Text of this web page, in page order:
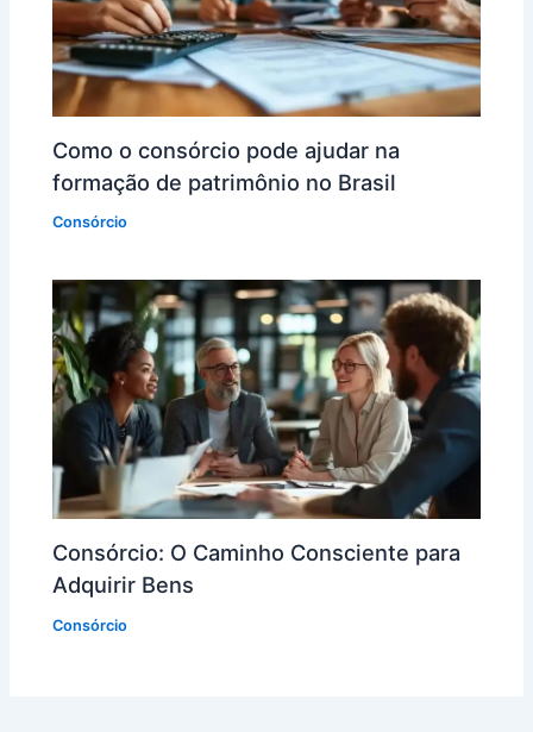
Como o consórcio pode ajudar na
formação de patrimônio no Brasil
Consórcio
Consórcio: O Caminho Consciente para
Adquirir Bens
Consórcio